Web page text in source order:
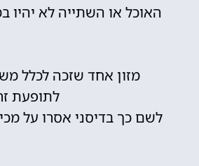
האוכל או השתייה לא יהיו
מזון אחד שזכה לכלל
לתופעת
לשם כך בדיסני אסרו על